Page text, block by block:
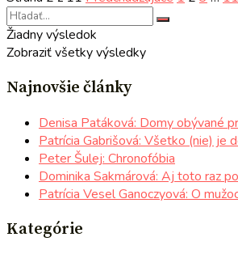
Žiadny výsledok
Zobraziť všetky výsledky
Najnovšie články
Denisa Patáková: Domy obývané
Patrícia Gabrišová: Všetko (nie) je
Peter Šulej: Chronofóbia
Dominika Sakmárová: Aj toto raz
Patrícia Vesel Ganoczyová: O
Kategórie